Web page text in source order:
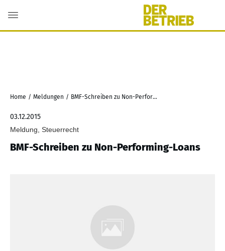
Home / Meldungen / BMF-Schreiben zu Non-Performing-Loans
03.12.2015
Meldung, Steuerrecht
BMF-Schreiben zu Non-Performing-Loans